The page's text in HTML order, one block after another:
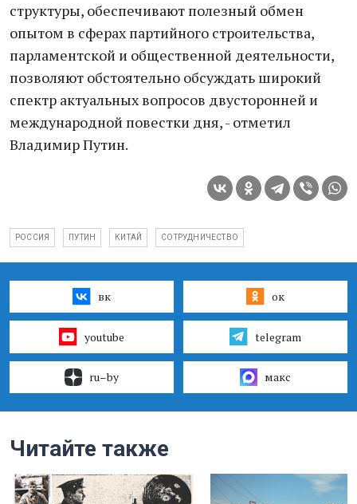
структуры, обеспечивают полезный обмен
опытом в сферах партийного строительства,
парламентской и общественной деятельности,
позволяют обстоятельно обсуждать широкий
спектр актуальных вопросов двусторонней и
международной повестки дня, - отметил
Владимир Путин.
РОССИЯ ПУТИН КИТАЙ СОТРУДНИЧЕСТВО
вк ок
youtube telegram
ru–by макс
Читайте также